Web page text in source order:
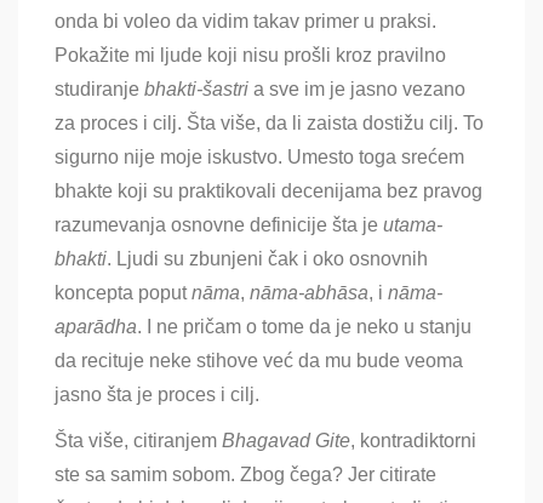
onda bi voleo da vidim takav primer u praksi.
Pokažite mi ljude koji nisu prošli kroz pravilno
studiranje bhakti-šastri a sve im je jasno vezano
za proces i cilj. Šta više, da li zaista dostižu cilj. To
sigurno nije moje iskustvo. Umesto toga srećem
bhakte koji su praktikovali decenijama bez pravog
razumevanja osnovne definicije šta je utama-
bhakti. Ljudi su zbunjeni čak i oko osnovnih
koncepta poput nāma, nāma-abhāsa, i nāma-
aparādha. I ne pričam o tome da je neko u stanju
da recituje neke stihove već da mu bude veoma
jasno šta je proces i cilj.
Šta više, citiranjem Bhagavad Gite, kontradiktorni
ste sa samim sobom. Zbog čega? Jer citirate